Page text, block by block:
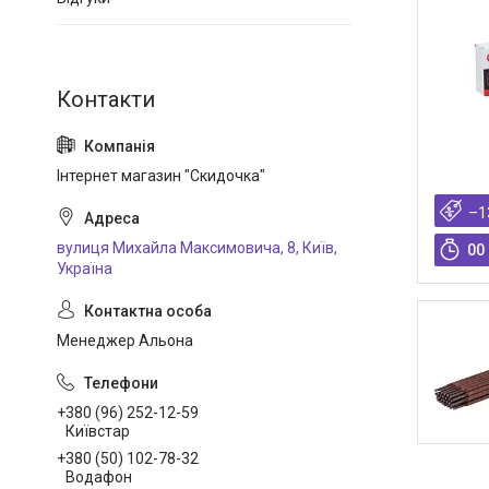
00
Інтернет магазин "Скидочка"
вулиця Михайла Максимовича, 8, Київ,
Україна
Менеджер Альона
+380 (96) 252-12-59
Київстар
+380 (50) 102-78-32
Водафон